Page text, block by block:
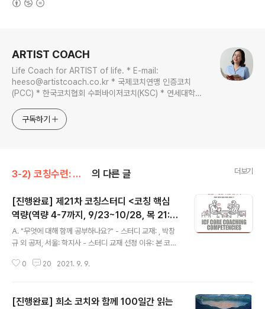
ARTIST COACH
Life Coach for ARTIST of life. * E-mail:
heeso@artistcoach.co.kr * 국제코치연맹 인증코치
(PCC) * 한국코치협회 수퍼바이저코치(KSC) * 연세대학교
구독하기
3-2) 코칭수련: 코칭스터디 의 다른 글 더보기
[진행완료] 제21차 코칭스터디 <코칭 핵심
역량(역량 4-7까지, 9/23~10/28, 목 21:0
0~, 6주)>, 선착순 20명
A. "무엇에 대해 함께 공부하나요?" - 스터디 교재: , 박창
규 외 공저, 서울: 학지사 - 스터디 교재 선정 이유: 본 코칭
본질적인 것을 함께 공부하고 싶었습니다. 이에 '코칭 핵심
유사하면서도 다른 지점이 있습니다. 이에 우리 모임에서
0 20 2021. 9. 9.
[진행완료] 희소 코치와 함께 100일간 읽는